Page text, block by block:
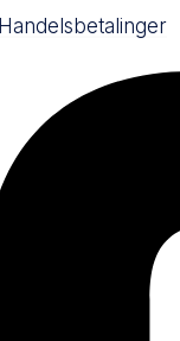
Handelsbetalinger